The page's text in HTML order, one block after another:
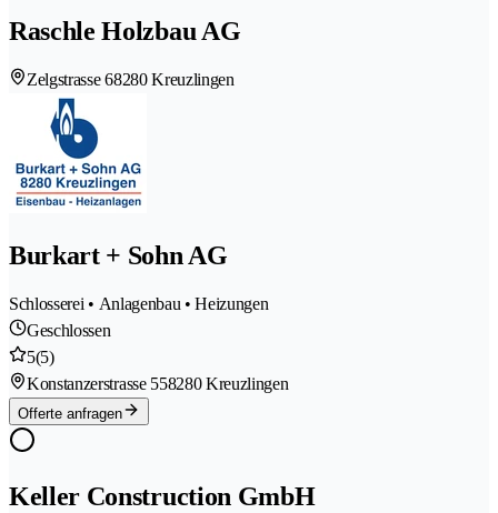
Raschle Holzbau AG
Zelgstrasse 68280 Kreuzlingen
Burkart + Sohn AG
Schlosserei • Anlagenbau • Heizungen
Geschlossen
5(5)
Konstanzerstrasse 558280 Kreuzlingen
Offerte anfragen
Keller Construction GmbH